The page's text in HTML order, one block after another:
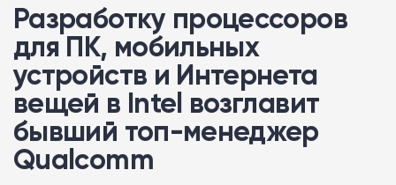
Разработку процессоров
для ПК, мобильных
устройств и Интернета
вещей в Intel возглавит
бывший топ-менеджер
Qualcomm